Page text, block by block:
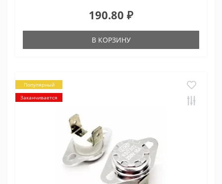
190.80 ₽
В КОРЗИНУ
Популярный
Заканчивается